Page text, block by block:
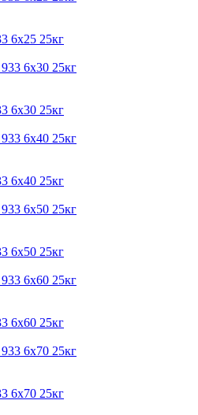
6х25 25кг
6х30 25кг
6х40 25кг
6х50 25кг
6х60 25кг
6х70 25кг